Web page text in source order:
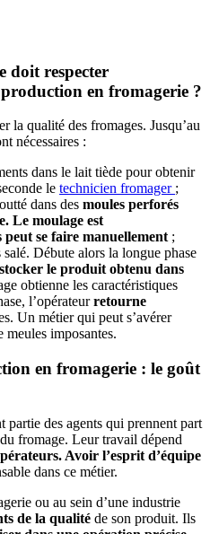
doit respecter
en fromagerie ?
la qualité des fromages. Jusqu’au
nécessaires :
dans le lait tiède pour obtenir
le technicien fromager ;
dans des moules perforés
Le moulage est
peut se faire manuellement ;
Débute alors la longue phase
le produit obtenu dans
obtienne les caractéristiques
l’opérateurretourne
Un métier qui peut s’avérer
meules imposantes.
en fromagerie : le goût
des agents qui prennent part
fromage. Leur travail dépend
Avoir l’esprit d’équipe
dans ce métier.
ou au sein d’une industrie
de la qualité de son produit. Ils